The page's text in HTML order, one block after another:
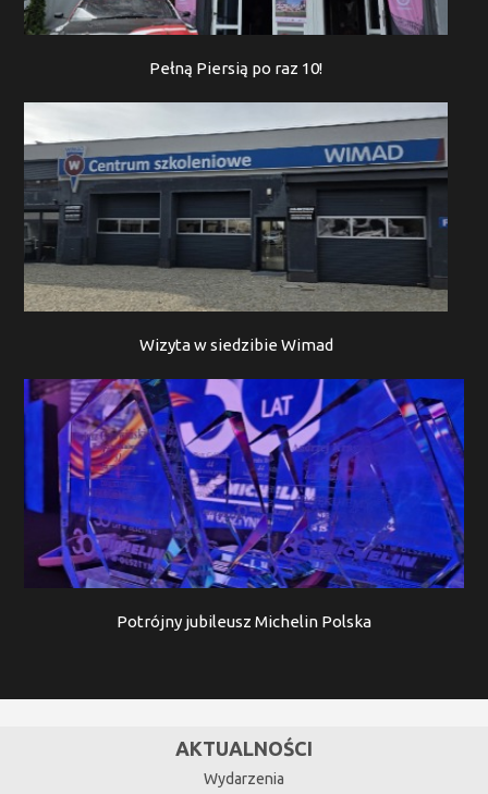
Pełną Piersią po raz 10!
Wizyta w siedzibie Wimad
Potrójny jubileusz Michelin Polska
AKTUALNOŚCI
Wydarzenia